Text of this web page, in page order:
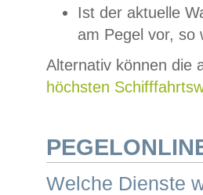
Ist der aktuelle
am Pegel vor,
Alternativ können die
höchsten
Welche Dienste